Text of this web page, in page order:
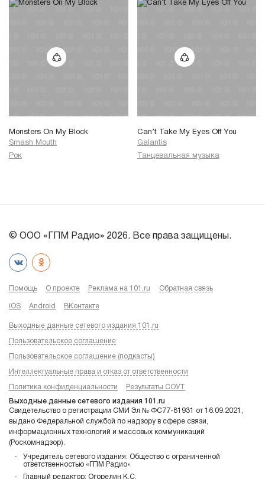
Monsters On My Block
Smash Mouth
Рок
Can’t Take My Eyes Off You
Galantis
Танцевальная музыка
© ООО «ГПМ Радио» 2026. Все права защищены.
Помощь О проекте Реклама на 101.ru Обратная связь
iOS Android ВКонтакте
Выходные данные сетевого издания 101.ru
Пользовательское соглашение
Пользовательское соглашение (подкасты)
Интеллектуальные права и отказ от ответственности
Политика конфиденциальности Результаты СОУТ
Выходные данные сетевого издания 101.ru
Свидетельство о регистрации СМИ Эл № ФС77-81931 от 16.09.2021,
выдано Федеральной службой по надзору в сфере связи,
информационных технологий и массовых коммуникаций
(Роскомнадзор).
Учредитель сетевого издания: Общество с ограниченной
ответственностью «ГПМ Радио»
Главный редактор: Огорелин К.С.